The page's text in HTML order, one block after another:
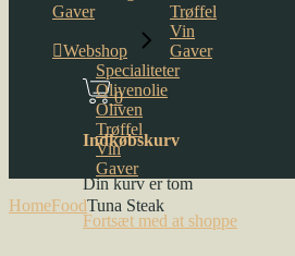
Trøffel
Vin
Gaver
0
Indkøbskurv
Din kurv er tom
Fortsæt med at shoppe
Gaver
Webshop
Specialiteter
Olivenolie
Oliven
Trøffel
Vin
Gaver
HomeFoodTuna Steak